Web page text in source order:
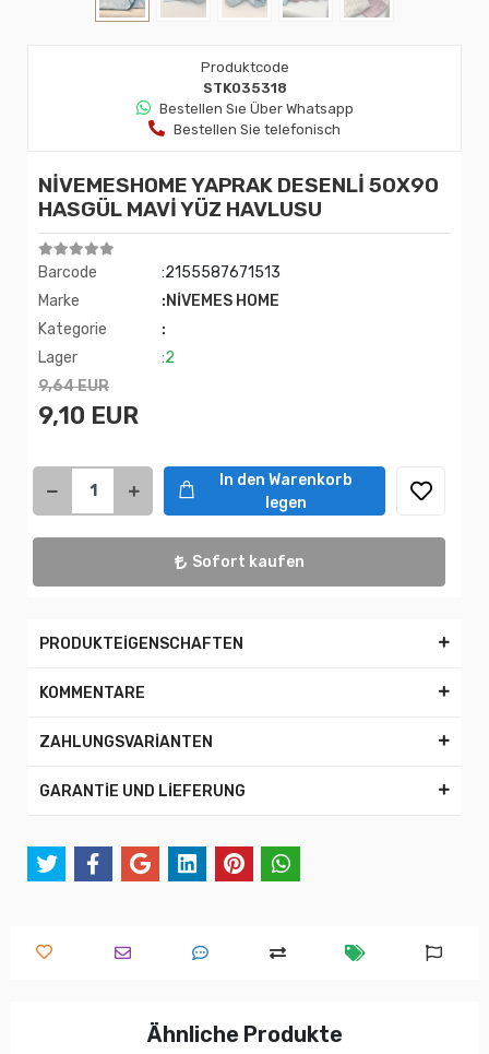
Produktcode
STK035318
Bestellen Sıe Über Whatsapp
Bestellen Sie telefonisch
NİVEMESHOME YAPRAK DESENLİ 50X90
HASGÜL MAVİ YÜZ HAVLUSU
Barcode
:2155587671513
Marke
:NİVEMES HOME
Kategorie
:
Lager
:2
9,64 EUR
9,10 EUR
In den Warenkorb
legen
Sofort kaufen
PRODUKTEİGENSCHAFTEN
KOMMENTARE
ZAHLUNGSVARİANTEN
GARANTİE UND LİEFERUNG
Ähnliche Produkte